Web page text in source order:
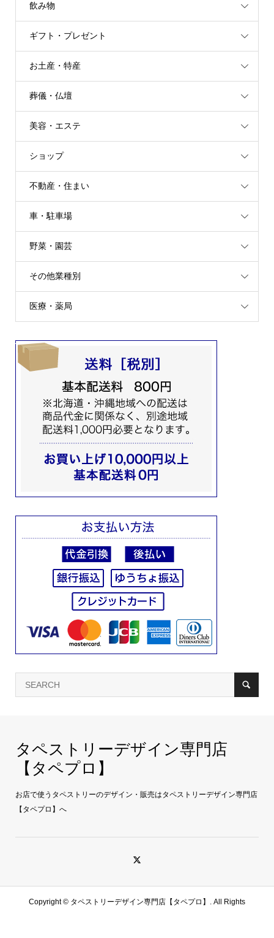
飲み物
ギフト・プレゼント
お土産・特産
葬儀・仏壇
美容・エステ
ショップ
不動産・住まい
車・駐車場
野菜・園芸
その他業種別
医療・薬局
タペストリーデザイン専門店
【タペプロ】
お店で使うタペストリーのデザイン・販売はタペストリーデザイン専門店
【タペプロ】へ
Copyright © タペストリーデザイン専門店【タペプロ】. All Rights